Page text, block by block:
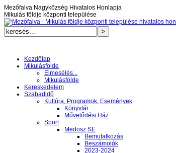
Mezőfalva Nagyközség Hivatalos Honlapja
Mikulás földje központi települése
Kezdőlap
Mikulásfölde
Elmesélés...
Mikulásfölde
Kereskedelem
Szabadidő
Kultúra, Programok, Események
Könyvtár
Művelődési Ház
Sport
Medosz SE
Bemutatkozás
Beszámolók
2023-2024